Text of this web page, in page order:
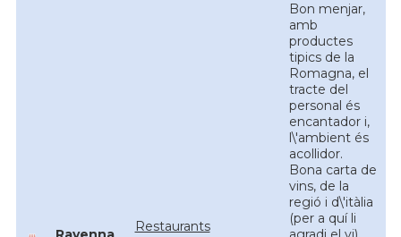
Restaurants
Bon menjar,
amb
productes
tipics de la
Romagna, el
tracte del
personal és
encantador i,
l\'ambient és
acollidor.
Bona carta de
vins, de la
regió i d\'itàlia
(per a quí li